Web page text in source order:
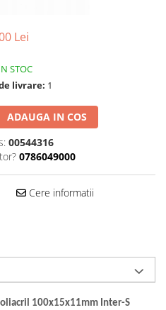
Lei
STOC
livrare: 1
ADAUGA IN COS
00544316
0786049000
Cere informatii
100x15x11mm Inter-S